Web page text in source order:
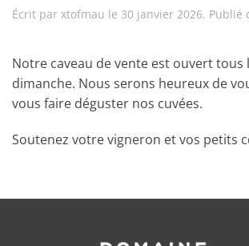
Écrit par xtofmau le 30 janvier 2026. Publié
Notre caveau de vente est ouvert tous
dimanche. Nous serons heureux de
vous faire déguster nos cuvées.
Soutenez votre vigneron et vos petits